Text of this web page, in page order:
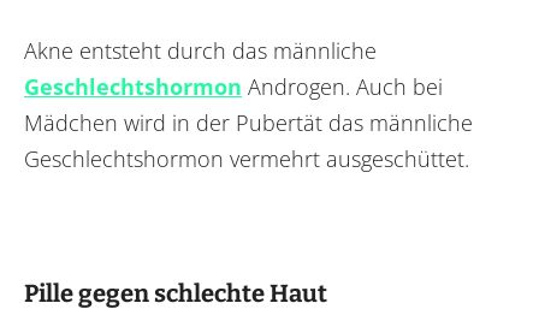
Akne entsteht durch das männliche
Geschlechtshormon Androgen. Auch bei
Mädchen wird in der Pubertät das männliche
Geschlechtshormon vermehrt ausgeschüttet.
Pille gegen schlechte Haut